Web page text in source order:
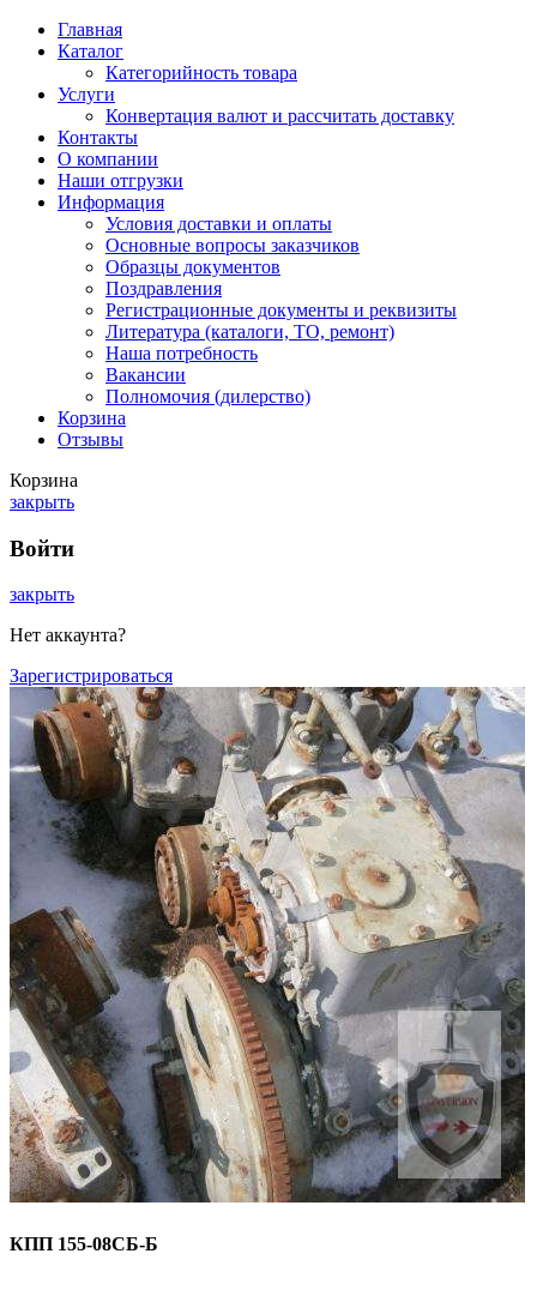
Главная
Каталог
Категорийность товара
Услуги
Конвертация валют и рассчитать доставку
Контакты
О компании
Наши отгрузки
Информация
Условия доставки и оплаты
Основные вопросы заказчиков
Образцы документов
Поздравления
Регистрационные документы и реквизиты
Литература (каталоги, ТО, ремонт)
Наша потребность
Вакансии
Полномочия (дилерство)
Корзина
Отзывы
Корзина
закрыть
Войти
закрыть
Нет аккаунта?
Зарегистрироваться
КПП 155-08СБ-Б